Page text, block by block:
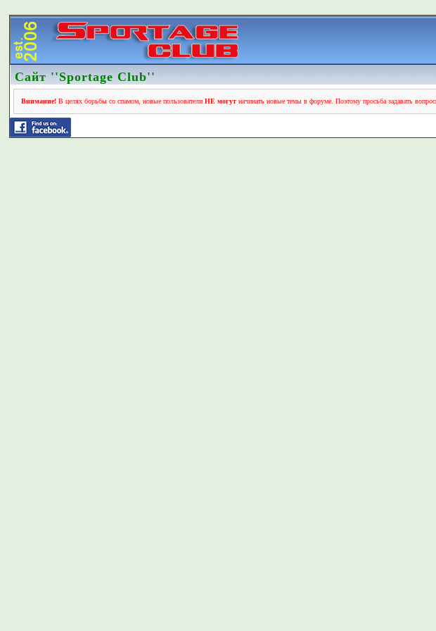
Сайт ''Sportage Club''
Внимание! В целях борьбы со спамом, новые пользователиНЕ могут начинать новые темы в форуме. Поэтому просьба задавать